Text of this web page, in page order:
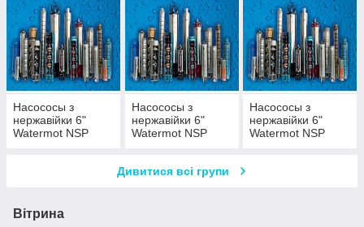
Насососы з
нержавійки 6"
Watermot NSP
Насососы з
нержавійки 6"
Watermot NSP
Насососы з
нержавійки 6"
Watermot NSP
Дивитися всі групи
Вітрина